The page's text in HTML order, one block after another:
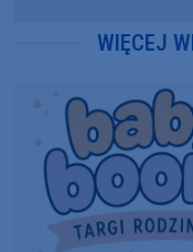
WIĘCEJ